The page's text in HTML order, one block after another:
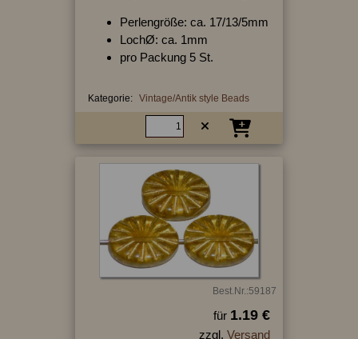
Perlengröße: ca. 17/13/5mm
LochØ: ca. 1mm
pro Packung 5 St.
Kategorie: Vintage/Antik style Beads
Best.Nr.:59187
für 1.19 €
zzgl. Versand